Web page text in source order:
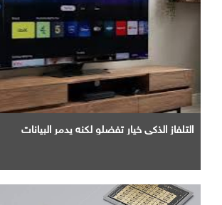
التلفاز الذكي خيار تفضلو لكنه يدمر البيانات